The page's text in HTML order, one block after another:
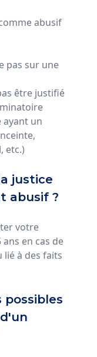
abusif
pas sur une
être justifié
ayant un
etc.)
justice
abusif ?
votre
ans en cas de
à des faits
possibles